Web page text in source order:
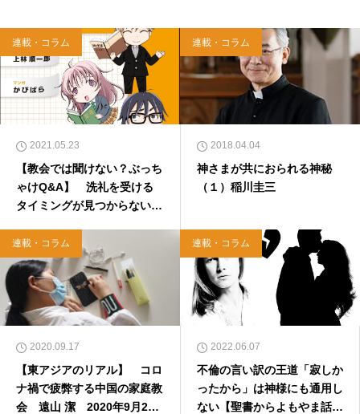
イヤモンド社）、『世界一ゆるい聖書入門』、
『世界一ゆるい聖書教室』（「ふざけ担当」LE
ONとの共著、講談社）などがある。新著<a hr
ef="https://amzn.to/376F9aC">『ふっと心がラ
クになる 眠れぬ夜の聖書のことば』（大和書
房）</a>２０２２年３月１５日発売。
連載・コラム
2021.05.23
【教会では聞けない？ぶっち
ゃけQ&A】 洗礼を受ける
タイミングが見つからない
連載・コラム
2018.04.04
神さまが共におられる神秘
（１）稲川圭三
連載・コラム
2020.09.17
【東アジアのリアル】 コロ
ナ禍で疲弊する中国の家庭教
会 遠山 潔 2020年9月21
連載・コラム
2022.06.07
不倫の言い訳の王道「寂しか
ったから」は神様にも通用し
ない【聖書からよもやま話２